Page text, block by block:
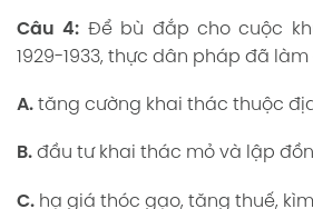
Câu 4: Để bù đắp cho cuộc
1929-1933, thực dân pháp đã
A. tăng cường khai thác thuộc
B. đầu tư khai thác mỏ và lập
C. hạ giá thóc gạo, tăng thuế,